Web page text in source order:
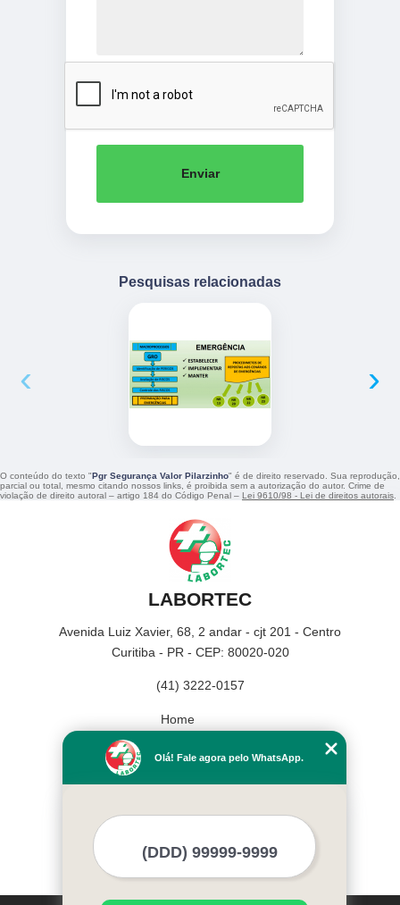
Enviar
Pesquisas relacionadas
‹ ›
O conteúdo do texto " Pgr Segurança Valor Pilarzinho" é de direito reservado. Sua reprodução,
parcial ou total, mesmo citando nossos links, é proibida sem a autorização do autor. Crime de
violação de direito autoral – artigo 184 do Código Penal – Lei 9610/98 - Lei de direitos autorais.
LABORTEC
Avenida Luiz Xavier, 68, 2 andar - cjt 201 - Centro
Curitiba - PR - CEP: 80020-020
(41) 3222-0157
Home
Missão
Olá! Fale agora pelo WhatsApp.